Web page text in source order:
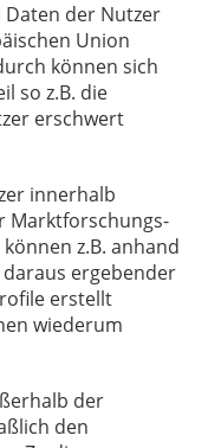
Daten der Nutzer
Union
können sich
so z.B. die
erschwert
innerhalb
Marktforschungs-
z.B. anhand
ergebender
erstellt
wiederum
der
den